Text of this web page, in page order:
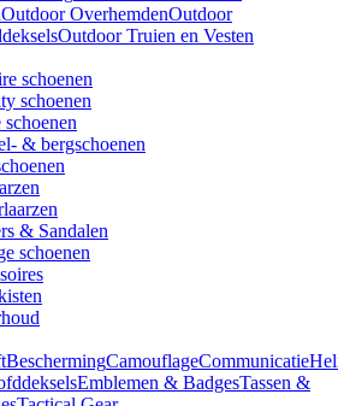
Outdoor OverhemdenOutdoor
Outdoor Truien en Vesten
schoenen
schoenen
& bergschoenen
& Sandalen
schoenen
BeschermingCamouflageCommunicatie
Emblemen & BadgesTassen &